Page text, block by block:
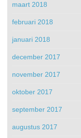
maart 2018
februari 2018
januari 2018
december 2017
november 2017
oktober 2017
september 2017
augustus 2017